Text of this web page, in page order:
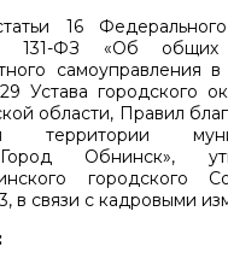
16
ФЗ «Об общих
самоуправления
Устава городского
области, Правил
Обнинск»,
городского
в связи с кадровыми